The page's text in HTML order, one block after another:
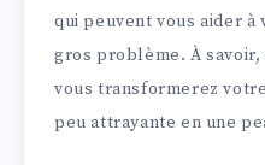
qui peuvent vous aider à
gros problème. À savoir,
vous transformerez
peu attrayante en une